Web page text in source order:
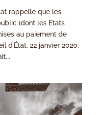
rappelle que les
(dont les Etats
au paiement de
d’État, 22 janvier 2020,